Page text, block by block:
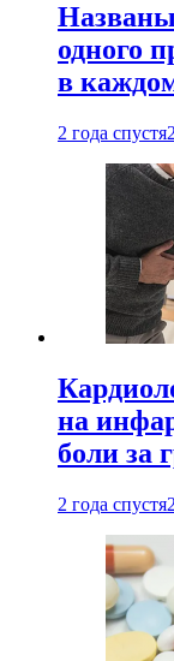
одного
в
2 года спустя
на
боли за
2 года спустя